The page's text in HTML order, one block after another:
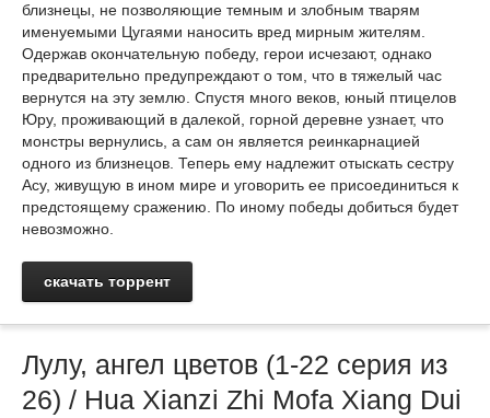
близнецы, не позволяющие темным и злобным тварям
именуемыми Цугаями наносить вред мирным жителям.
Одержав окончательную победу, герои исчезают, однако
предварительно предупреждают о том, что в тяжелый час
вернутся на эту землю. Спустя много веков, юный птицелов
Юру, проживающий в далекой, горной деревне узнает, что
монстры вернулись, а сам он является реинкарнацией
одного из близнецов. Теперь ему надлежит отыскать сестру
Асу, живущую в ином мире и уговорить ее присоединиться к
предстоящему сражению. По иному победы добиться будет
невозможно.
скачать торрент
Лулу, ангел цветов (1-22 серия из
26) / Hua Xianzi Zhi Mofa Xiang Dui